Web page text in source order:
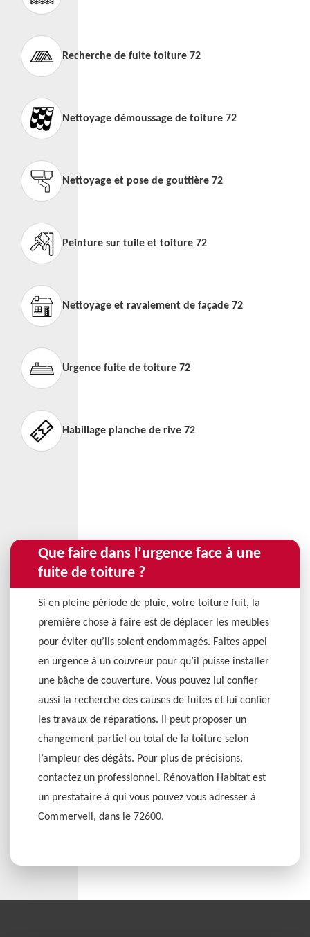
Recherche de fuite toiture 72
Nettoyage démoussage de toiture 72
Nettoyage et pose de gouttière 72
Peinture sur tuile et toiture 72
Nettoyage et ravalement de façade 72
Urgence fuite de toiture 72
Habillage planche de rive 72
Que faire dans l’urgence face à une
fuite de toiture ?
Si en pleine période de pluie, votre toiture fuit, la
première chose à faire est de déplacer les meubles
pour éviter qu’ils soient endommagés. Faites appel
en urgence à un couvreur pour qu’il puisse installer
une bâche de couverture. Vous pouvez lui confier
aussi la recherche des causes de fuites et lui confier
les travaux de réparations. Il peut proposer un
changement partiel ou total de la toiture selon
l’ampleur des dégâts. Pour plus de précisions,
contactez un professionnel. Rénovation Habitat est
un prestataire à qui vous pouvez vous adresser à
Commerveil, dans le 72600.